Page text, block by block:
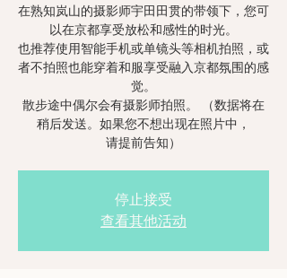
在熟知岚山的摄影师宇田田贯的带领下，您可
以在京都享受放松和感性的时光。
也推荐使用智能手机或单镜头等相机拍照，或
者不拍照也能穿着和服享受融入京都氛围的感
觉。
散步途中偶尔会有摄影师拍照。 （数据将在
稍后发送。如果您不想出现在照片中，
请提前告知）
停止接受
查看其他活动